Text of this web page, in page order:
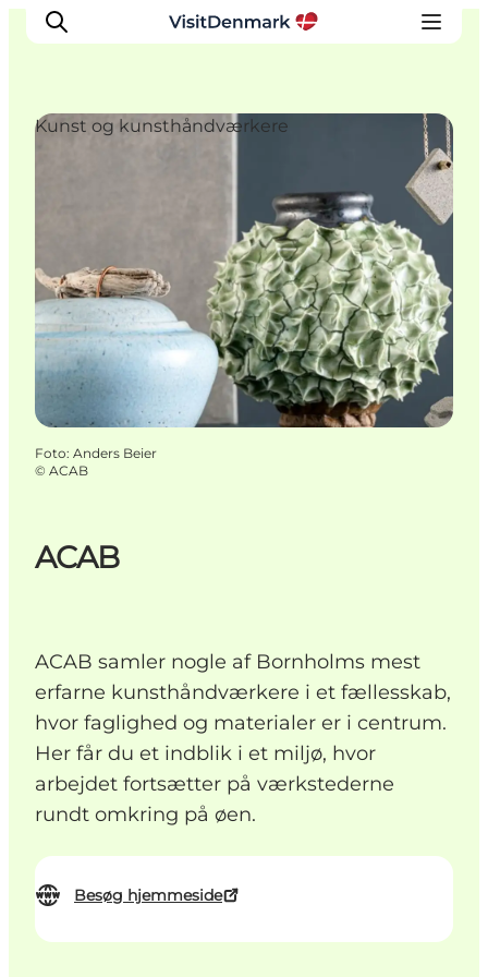
Overnatning
Planlæg ferien
ACAB
ACAB samler nogle af Bornholms mest
erfarne kunsthåndværkere i et fællesskab,
hvor faglighed og materialer er i centrum.
Her får du et indblik i et miljø, hvor
arbejdet fortsætter på værkstederne
rundt omkring på øen.
Besøg hjemmeside
Kunst og kunsthåndværkere
Foto: Anders Beier
© ACAB